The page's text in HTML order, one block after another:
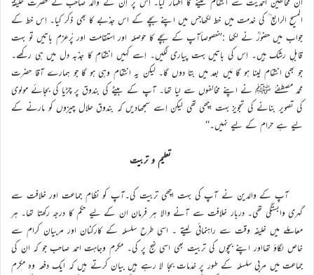
المسیح الرابع ؒ کی خدمت میں خط لکھاجس میں اپنے بچے کے اس جذبے کا بھی ذکر کیا۔ اِس خط کے
جواب میں حضورؒ نے لکھا :’’خصوصاًآپ کے بچے کا حوصلہ اور استقامت اور پُرعزم باتیں تو بہت
قابلِ رشک ہیں۔ اِس کی باتیں بہت پیاری لگیں۔ اِسے کہیں انتقام کا جذبہ دل میں ہی رکھے۔
جو بھی انتقام لینا ہو گا مَیں بعد میں بتا دوں گا۔ لیکن یہ انتقام وہی ہو گا جو ہمارے آقا حضرت
محمد مصطفےٰ ﷺ نے اپنے مخالفوں سے لیا تھا۔ آپ کے بیٹے کی بندوق پر چڑیا کی بجائے مولوی
کی تصویر بنانے کی تجویز بہت اچھی تھی لیکن اِسے سمجھادیں کہ بندوق حلال چیزوں کو مارنے کے
لیے ہے حرام کے لیے نہیں۔‘‘
تعلیم و تربیت
آپ کے والدین نے آپ کی بہت اچھی تربیت کی۔آپ کو نظام جماعت اور خلافت سے
گہری وابستگی تھی۔ دربار خلافت سے آنے والا ہر فرمان ان کے لیے حکم کا درجہ رکھتا تھا۔ ہر
معاملے میں خلیفہ وقت سے راہنمائی لیتے ۔ اسی طرح سلسلہ کے کارکنان اور مربیان کرام سے
خاص لگاؤ تھااور اپنے بچوں کی تربیت بھی اسی نہج پر کی۔ مکرم وجاہت احمد صاحب جو کہ ان کی
جماعت میں مربی سلسلہ کے طور پر خدمات بجا لا رہے ہیں بیان کرتے ہیں کہ ایک دفعہ وہ مکرم